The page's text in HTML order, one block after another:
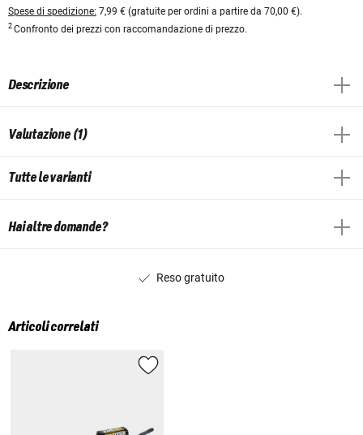
Spese di spedizione: 7,99 € (gratuite per ordini a partire da 70,00 €).
2 Confronto dei prezzi con raccomandazione di prezzo.
Descrizione
Valutazione (1)
Tutte le varianti
Hai altre domande?
Reso gratuito
Articoli correlati